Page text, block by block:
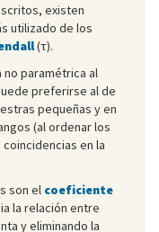
existen
utilizado de los
(τ).
paramétrica al
preferirse al de
pequeñas y en
(al ordenar los
en la
son el coeficiente
la relación entre
y eliminando la